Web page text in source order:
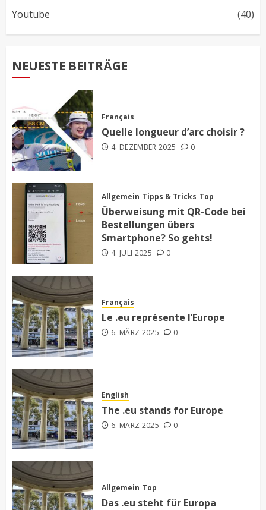
Youtube (40)
NEUESTE BEITRÄGE
Français
Quelle longueur d’arc choisir ?
4. DEZEMBER 2025 0
Allgemein Tipps & Tricks Top
Überweisung mit QR-Code bei
Bestellungen übers
Smartphone? So gehts!
4. JULI 2025 0
Français
Le .eu représente l’Europe
6. MÄRZ 2025 0
English
The .eu stands for Europe
6. MÄRZ 2025 0
Allgemein Top
Das .eu steht für Europa